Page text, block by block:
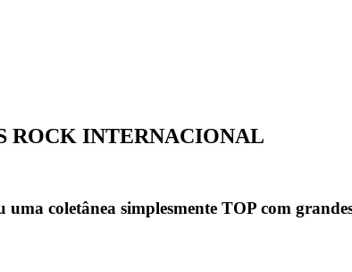
ROCK INTERNACIONAL
uma coletânea simplesmente TOP com